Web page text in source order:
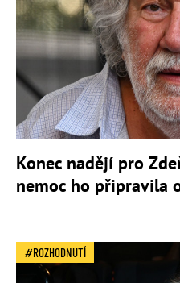
Konec nadějí pro
nemoc ho připravila
ROZHODNUTÍ